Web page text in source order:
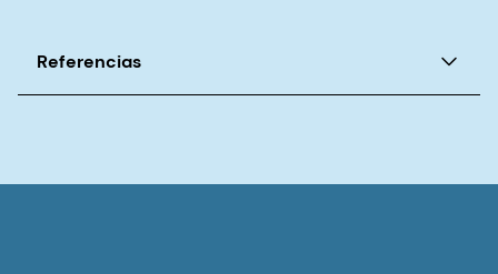
Referencias